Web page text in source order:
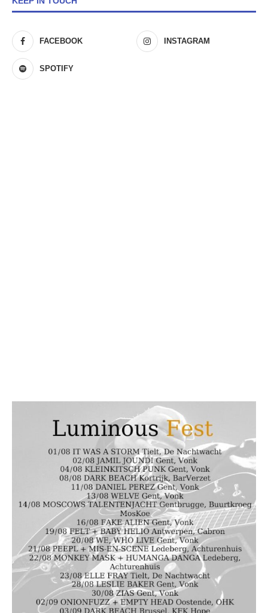
FACEBOOK INSTAGRAM
SPOTIFY